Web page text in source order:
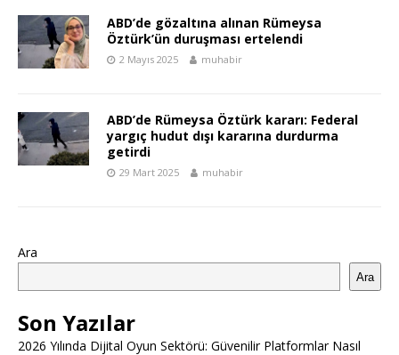
ABD’de gözaltına alınan Rümeysa
Öztürk’ün duruşması ertelendi
2 Mayıs 2025 muhabir
ABD’de Rümeysa Öztürk kararı: Federal
yargıç hudut dışı kararına durdurma
getirdi
29 Mart 2025 muhabir
Ara
Ara
Son Yazılar
2026 Yılında Dijital Oyun Sektörü: Güvenilir Platformlar Nasıl